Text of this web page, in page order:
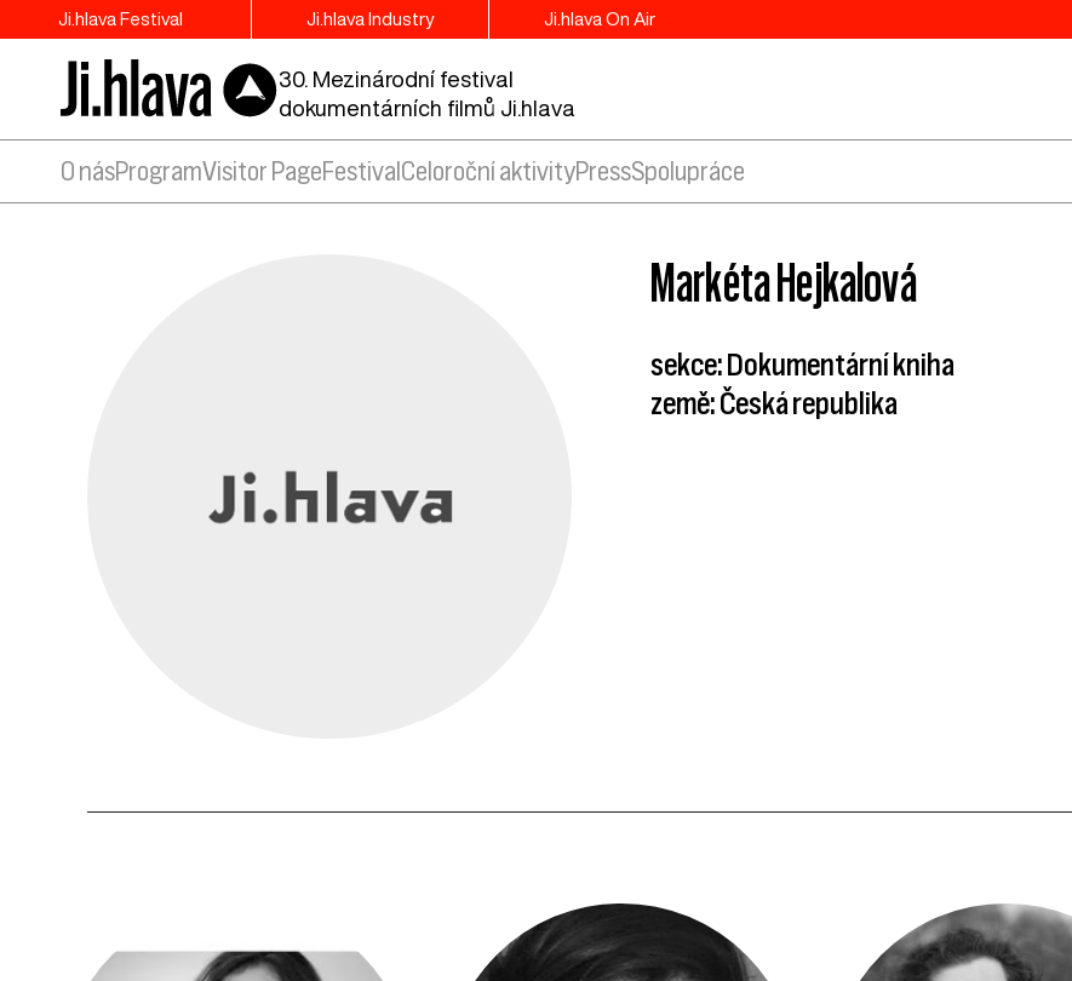
Ji.hlava Festival Ji.hlava Industry Ji.hlava On Air
30. Mezinárodní festival
dokumentárních filmů Ji.hlava
O násProgramVisitor PageFestival Celoroční aktivityPressSpolupráce
Markéta Hejkalová
sekce: Dokumentární kniha
země: Česká republika